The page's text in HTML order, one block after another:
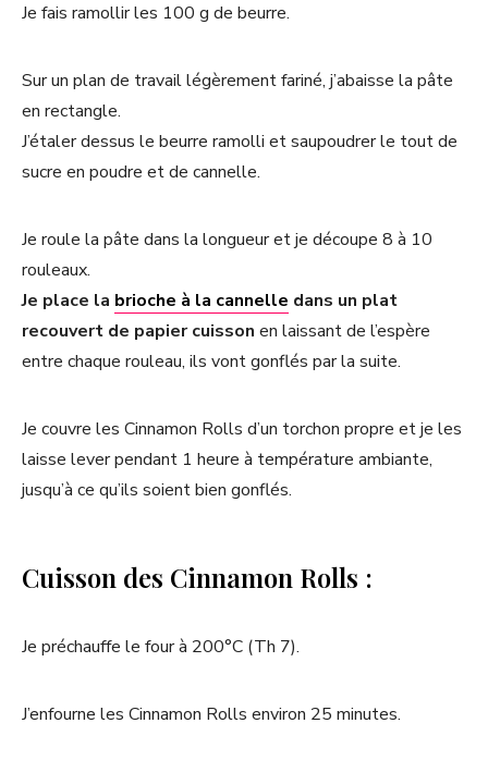
Je fais ramollir les 100 g de beurre.
Sur un plan de travail légèrement fariné, j’abaisse la pâte
en rectangle.
J’étaler dessus le beurre ramolli et saupoudrer le tout de
sucre en poudre et de cannelle.
Je roule la pâte dans la longueur et je découpe 8 à 10
rouleaux.
Je place la brioche à la cannelle dans un plat
recouvert de papier cuisson en laissant de l’espère
entre chaque rouleau, ils vont gonflés par la suite.
Je couvre les Cinnamon Rolls d’un torchon propre et je les
laisse lever pendant 1 heure à température ambiante,
jusqu’à ce qu’ils soient bien gonflés.
Cuisson des Cinnamon Rolls :
Je préchauffe le four à 200°C (Th 7).
J’enfourne les Cinnamon Rolls environ 25 minutes.